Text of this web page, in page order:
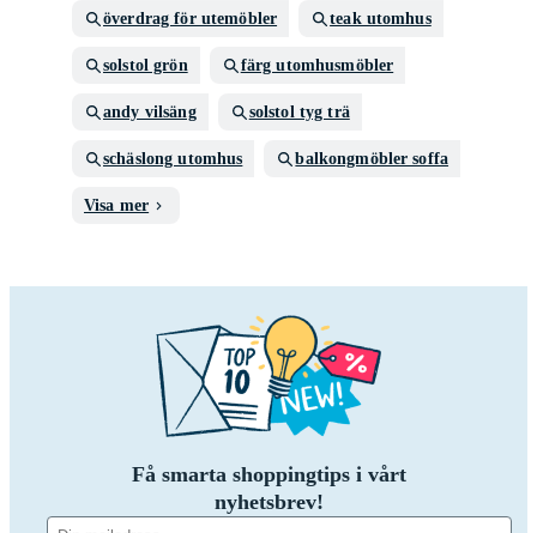
överdrag för utemöbler teak utomhus
solstol grön färg utomhusmöbler
andy vilsäng solstol tyg trä
schäslong utomhus balkongmöbler soffa
Visa mer
Få smarta shoppingtips i vårt
nyhetsbrev!